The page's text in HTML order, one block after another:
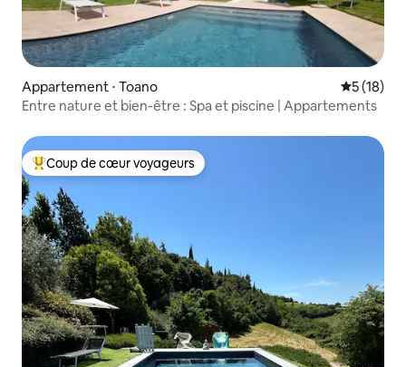
Appartement ⋅ Toano
5 (18)
Entre nature et bien-être : Spa et piscine | Appartements
Coups de cœur voyageurs les plus appréciés
Coup de cœur voyageurs